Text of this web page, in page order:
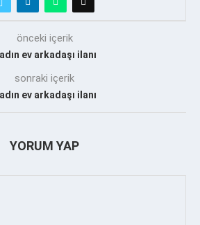
önceki içerik
ev arkadaşı ilanı
sonraki içerik
ev arkadaşı ilanı
YORUM YAP